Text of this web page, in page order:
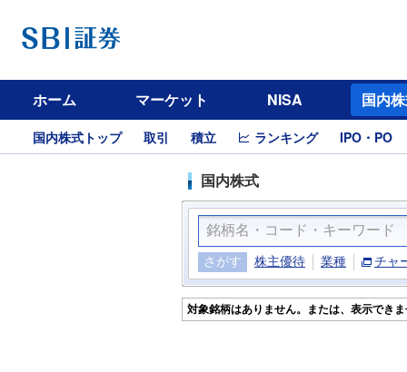
ホーム マーケット NISA 国内
国内株式トップ 取引 積立 ランキング IPO・PO
国内株式
さがす 株主優待 業種 チャ
対象銘柄はありません。または、表示でき